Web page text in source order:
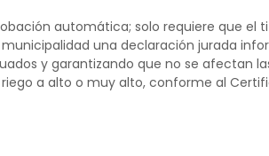
automática; solo requiere que
una declaración jurada
y garantizando que no se afectan
a alto o muy alto, conforme al